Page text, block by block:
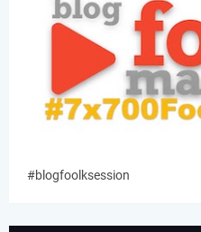
#blogfoolksession